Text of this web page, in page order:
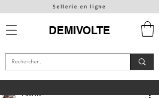
Sellerie en ligne
DEMIVOLTE
Pauline